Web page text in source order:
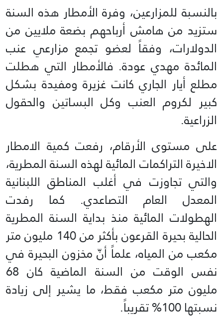
بالنسبة للمزارعين، وفرة الأمطار هذه السنة
ستزيد من هامش أرباحهم بضعة ملايين من
الدولارات، وفقاً لعضو تجمع مزارعي عنب
المائدة مهدي عودة. فالأمطار التي هطلت
مطلع أيار الجاري كانت غزيرة ومفيدة بشكل
كبير لكروم العنب وكل البساتين والحقول
الزراعية.
على مستوى الأرقام، رفعت كمية الامطار
الاخيرة التراكمات المائية لهذه السنة المطرية،
والتي تجاوزت في أغلب المناطق اللبنانية
المعدل العام التصاعدي. كما رفدت
الهطولات المائية منذ بداية السنة المطرية
الحالية بحيرة القرعون بأكثر من 140 مليون متر
مكعب من المياه، علماً أنّ مخزون البحيرة في
نفس الوقت من السنة الماضية كان 68
مليون متر مكعب فقط، ما يشير إلى زيادة
نسبتها 100% تقريباً.